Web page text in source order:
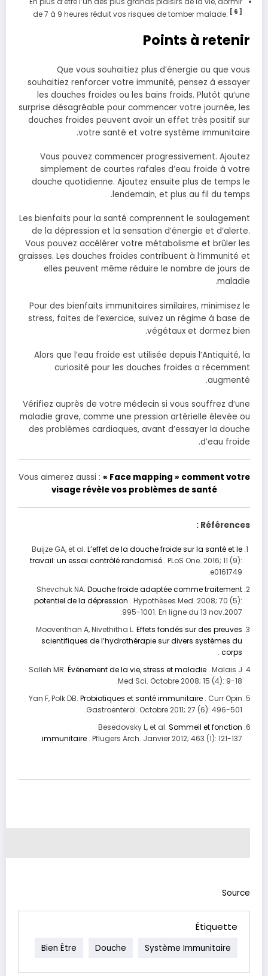
de 7 à 9 heures réduit vos risques de tomber malade. [ 6 ]
Points à retenir
Que vous souhaitiez plus d’énergie ou que vous
souhaitiez renforcer votre immunité, pensez à essayer
les douches froides ou les bains froids. Plutôt qu’une
surprise désagréable pour commencer votre journée, les
douches froides peuvent avoir un effet très positif sur
votre santé et votre système immunitaire.
Vous pouvez commencer progressivement. Ajoutez
simplement de courtes rafales d’eau froide à votre
douche quotidienne. Ajoutez ensuite plus de temps le
lendemain, et plus au fil du temps.
Les bienfaits pour la santé comprennent le soulagement
de la dépression et la sensation d’énergie et d’alerte.
Vous pouvez accélérer votre métabolisme et brûler les
graisses. Les douches froides contribuent à l’immunité et
elles peuvent même réduire le nombre de jours de
maladie.
Pour des bienfaits immunitaires similaires, minimisez le
stress, faites de l’exercice, suivez un régime à base de
végétaux et dormez bien.
Alors que l’eau froide est utilisée depuis l’Antiquité, la
curiosité pour les douches froides a récemment
augmenté.
Vérifiez auprès de votre médecin si vous souffrez d’une
maladie grave, comme une pression artérielle élevée ou
des problèmes cardiaques, avant d’essayer la douche
d’eau froide.
Vous aimerez aussi : « Face mapping » comment votre
visage révèle vos problèmes de santé
Références :
Buijze GA, et al. L’effet de la douche froide sur la santé et le
travail: un essai contrôlé randomisé. PLoS One. 2016; 11 (9):
e0161749.
Shevchuk NA. Douche froide adaptée comme traitement
potentiel de la dépression . Hypothèses Med. 2008; 70 (5):
995-1001. En ligne du 13 nov.2007.
Mooventhan A, Nivethitha L. Effets fondés sur des preuves
scientifiques de l’hydrothérapie sur divers systèmes du
corps
.
Salleh MR. Événement de la vie, stress et maladie. Malais J
Med Sci. Octobre 2008; 15 (4): 9-18.
Yan F, Polk DB. Probiotiques et santé immunitaire. Curr Opin
Gastroenterol. Octobre 2011; 27 (6): 496-501.
Besedovsky L, et al. Sommeil et fonction
immunitaire. Pflugers Arch. Janvier 2012; 463 (1): 121-137.
Source
Étiquette
Bien Être Douche Système Immunitaire